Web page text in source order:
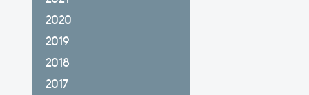
2020
2019
2018
2017